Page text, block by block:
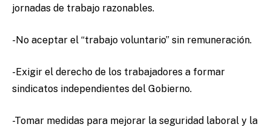
jornadas de trabajo razonables.
-No aceptar el “trabajo voluntario” sin remuneración.
-Exigir el derecho de los trabajadores a formar
sindicatos independientes del Gobierno.
-Tomar medidas para mejorar la seguridad laboral y la